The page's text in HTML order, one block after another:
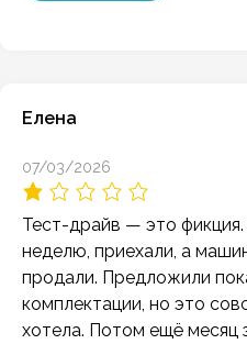
Елена
07/03/2026
Тест-драйв — это фикция.
неделю, приехали, а
продали. Предложили
комплектации, но это
хотела. Потом ещё месяц